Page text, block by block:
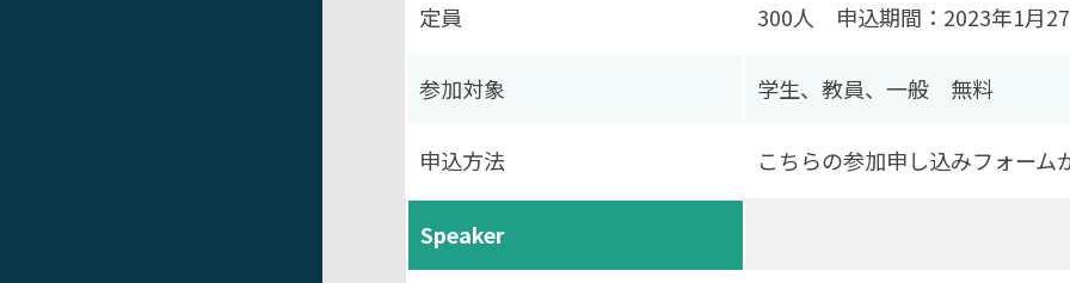
定員 300人 申込期間：2023年1月
参加対象 学生、教員、一般 無料
申込方法 こちらの参加申し込みフォーム
Speaker